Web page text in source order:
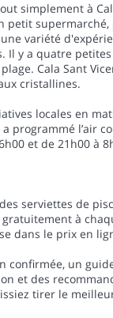
simplement à
petit
variété
Il y a quatre
Cala Sant
cristallines.
locales en
a programmé l’air
et de 21h00 à
serviettes de
à
dans le prix en
confirmée, un
et des
tirer le